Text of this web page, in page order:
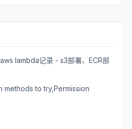
lambda记录 - s3部署、ECR部
methods to try,Permission